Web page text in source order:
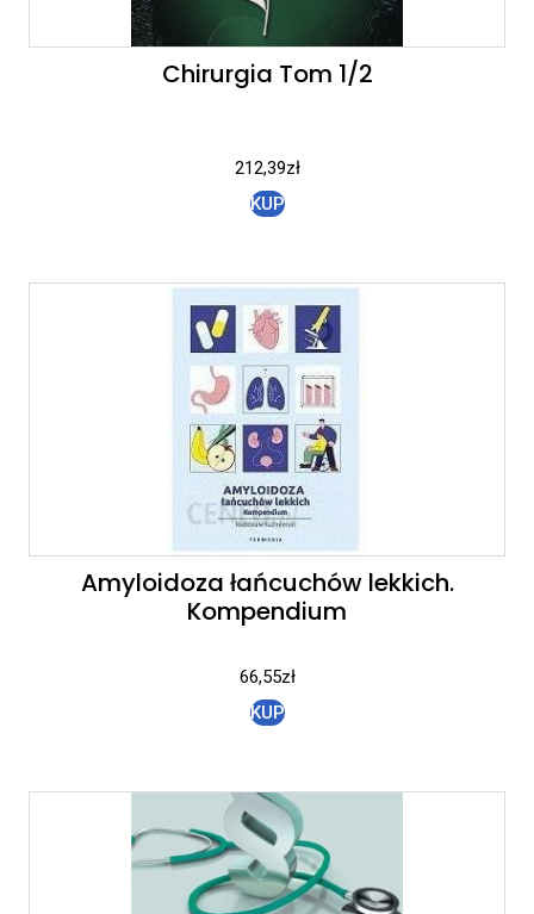
Chirurgia Tom 1/2
212,39zł
KUP
Amyloidoza łańcuchów lekkich.
Kompendium
66,55zł
KUP